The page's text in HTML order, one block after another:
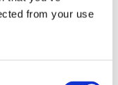
from your use
la
né, in caso si